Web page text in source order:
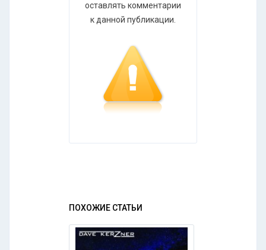
оставлять комментарии
к данной публикации.
ПОХОЖИЕ СТАТЬИ